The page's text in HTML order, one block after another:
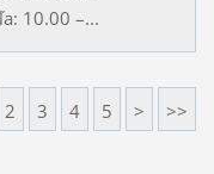
10.00 –...
2 3 4 5 > >>